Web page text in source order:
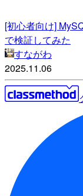
[初心者向け]
で検証してみた
すながわ
2025.11.06